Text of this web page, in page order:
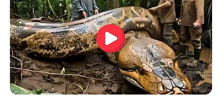
di pintu dengan menggunakan berbagai macam
warna